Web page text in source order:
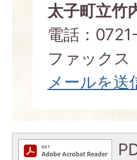
太子町立竹
電話：
ファック
メールを送